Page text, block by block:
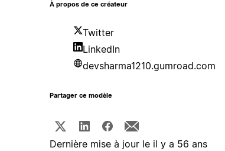
À propos de ce créateur
Twitter
LinkedIn
devsharma1210.gumroad.com
Partager ce modèle
Dernière mise à jour le il y a 56 ans